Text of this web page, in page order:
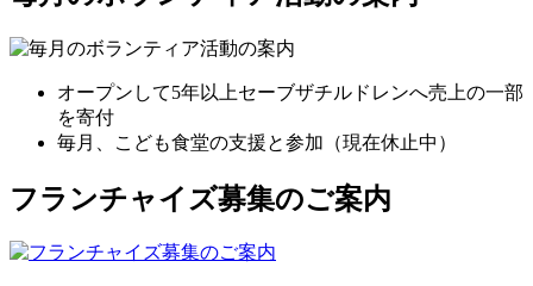
オープンして5年以上セーブザチルドレンへ売上の一部
を寄付
毎月、こども食堂の支援と参加（現在休止中）
フランチャイズ募集のご案内